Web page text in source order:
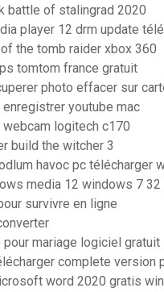
battle of stalingrad 2020
player 12 drm update
the tomb raider xbox 360
tomtom france gratuit
photo effacer sur
enregistrer youtube mac
webcam logitech c170
build the witcher 3
havoc pc télécharger
media 12 windows 7
survivre en ligne
pour mariage logiciel gratuit
complete version
word 2020 gratis